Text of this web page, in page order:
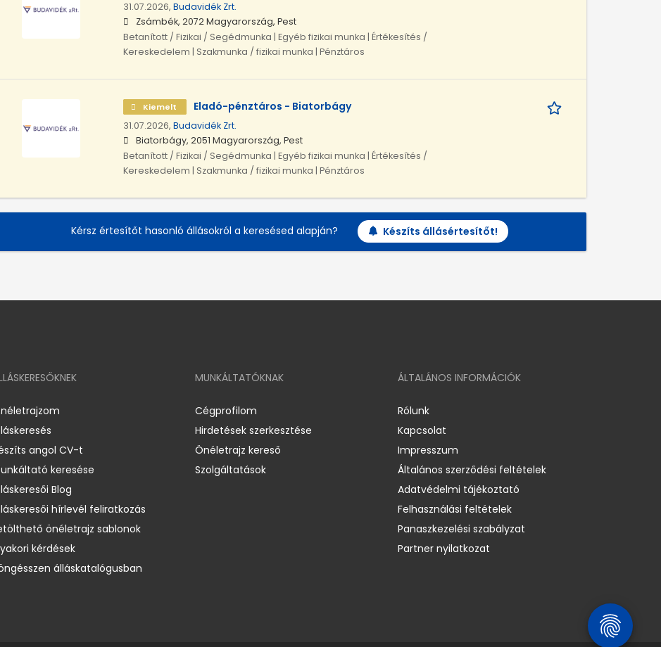
31.07.2026, Budavidék Zrt.
Zsámbék, 2072 Magyarország, Pest
Betanított / Fizikai / Segédmunka | Egyéb fizikai munka | Értékesítés /
Kereskedelem | Szakmunka / fizikai munka | Pénztáros
Kiemelt Eladó-pénztáros - Biatorbágy
31.07.2026, Budavidék Zrt.
Biatorbágy, 2051 Magyarország, Pest
Betanított / Fizikai / Segédmunka | Egyéb fizikai munka | Értékesítés /
Kereskedelem | Szakmunka / fizikai munka | Pénztáros
Kérsz értesítőt hasonló állásokról a keresésed alapján? Készíts állásértesítőt!
angol CV-t
keresése
Blog
hírlevél feliratkozás
önéletrajz sablonok
kérdések
álláskatalógusban
MUNKÁLTATÓKNAK
Cégprofilom
Hirdetések szerkesztése
Önéletrajz kereső
Szolgáltatások
ÁLTALÁNOS INFORMÁCIÓK
Rólunk
Kapcsolat
Impresszum
Általános szerződési feltételek
Adatvédelmi tájékoztató
Felhasználási feltételek
Panaszkezelési szabályzat
Partner nyilatkozat